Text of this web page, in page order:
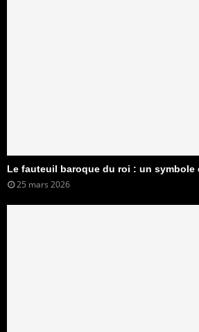
Le fauteuil baroque du roi : un symbole
25 mars 2026